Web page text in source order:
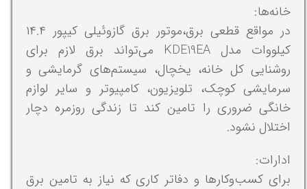
خانه‌ها:
در مواقع قطعی برق،موتور برق گازوئیلی کیپور ۱۴.۴
کیلووات مدل KDE19EA می‌تواند برق لازم برای
روشنایی کل خانه، یخچال، سیستم‌های گرمایشی و
سرمایشی کوچک، تلویزیون، کامپیوتر و سایر لوازم
خانگی ضروری را تامین کند تا زندگی روزمره دچار
اختلال نشود.
ادارات:
برای کسب‌وکارها و دفاتر کاری که نیاز به تامین برق